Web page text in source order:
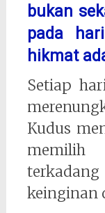
bukan
pada
hikmat
Setiap
Kudus
memilih
keinginan